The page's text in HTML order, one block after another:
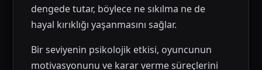
dengede tutar, böylece ne sıkılma ne de
hayal kırıklığı yaşanmasını sağlar.
Bir seviyenin psikolojik etkisi, oyuncunun
motivasyonunu ve karar verme süreçlerini